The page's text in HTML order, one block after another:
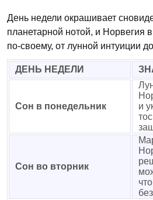
День недели окрашивает
планетарной нотой, и Норвегия
по-своему, от лунной интуиции
ДЕНЬ НЕДЕЛИ
Сон в понедельник
и
Сон во вторник